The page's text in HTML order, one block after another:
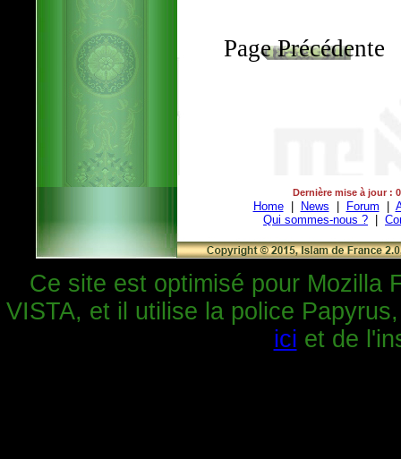
Page Précédente
Dernière mise à jour :
Home| News Forum
Qui sommes-nous ?
Ce site est optimisé pour Mozilla
VISTA, et il utilise la police
ici et de